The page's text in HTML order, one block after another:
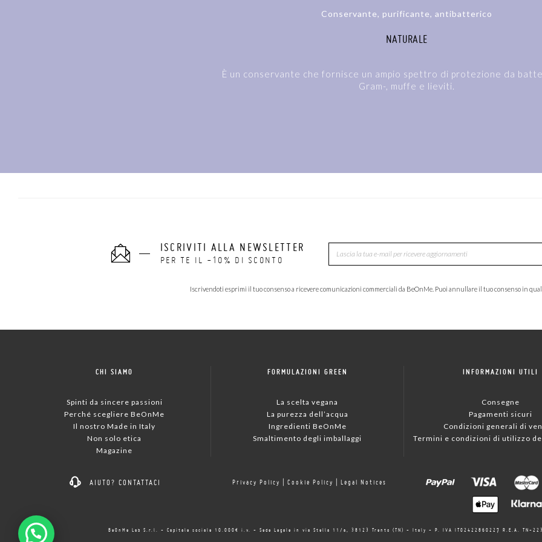
Conservante, purificante, antibatterico
NATURALE
È un conservante che fornisce un ampio spettro di protezione da
Gram-, muffe e lieviti.
ISCRIVITI ALLA NEWSLETTER
PER TE IL -10% DI SCONTO
Iscrivendoti esprimi il tuo consenso a ricevere comunicazioni commerciali da BeOnMe. Puoi annullare il tuo consenso in
CHI SIAMO
Spinti da sincere passioni
Perché scegliere BeOnMe
Il nostro Made in Italy
Non solo etica
Magazine
FORMULAZIONI GREEN
La scelta vegana
La purezza dell’acqua
Ingredienti BeOnMe
Smaltimento degli imballaggi
INFORMAZIONI UTILI
Consegne
Pagamenti sicuri
Condizioni generali di
Termini e condizioni di utilizzo
AIUTO? CONTATTACI Privacy Policy Cookie Policy Legal Notices
BeOnMe Lab S.r.l. - Capitale sociale 10.000€ i.v. - Sede Legale in via Stella 11/a, 38123 Trento (TN) - Italy - P. IVA IT02422860227 R.E.A. TN-